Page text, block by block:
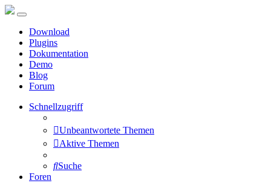
Download
Plugins
Dokumentation
Demo
Blog
Forum
Schnellzugriff
Unbeantwortete Themen
Aktive Themen
Suche
Foren